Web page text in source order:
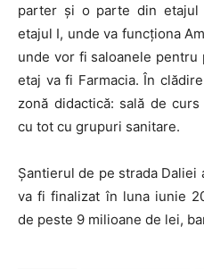
parter și o parte din
etajul I, unde va funcționa
unde vor fi saloanele
etaj va fi Farmacia. În
zonă didactică: sală de
cu tot cu grupuri sanitare.
Șantierul de pe strada Daliei
va fi finalizat în luna iunie
de peste 9 milioane de lei,